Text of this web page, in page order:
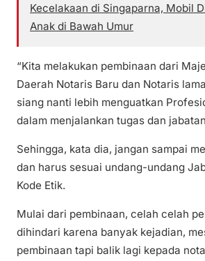
Kecelakaan di Singaparna, Mobil
Anak di Bawah Umur
“Kita melakukan pembinaan dari
Daerah Notaris Baru dan Notaris
siang nanti lebih menguatkan
dalam menjalankan tugas dan
Sehingga, kata dia, jangan sampai
dan harus sesuai undang-undang
Kode Etik.
Mulai dari pembinaan, celah celah
dihindari karena banyak kejadian,
pembinaan tapi balik lagi kepada